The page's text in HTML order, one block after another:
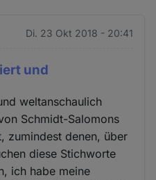
Di. 23 Okt 2018 - 20:41
und
weltanschaulich
Schmidt-Salomons
zumindest denen, über
diese Stichworte
ich habe meine